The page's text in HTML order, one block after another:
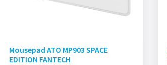
Mousepad ATO MP903 SPACE
EDITION FANTECH